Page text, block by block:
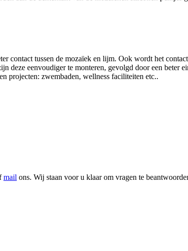
contact tussen de mozaïek en lijm. Ook wordt het
deze eenvoudiger te monteren, gevolgd door een beter
projecten: zwembaden, wellness faciliteiten etc..
mail ons. Wij staan voor u klaar om vragen te